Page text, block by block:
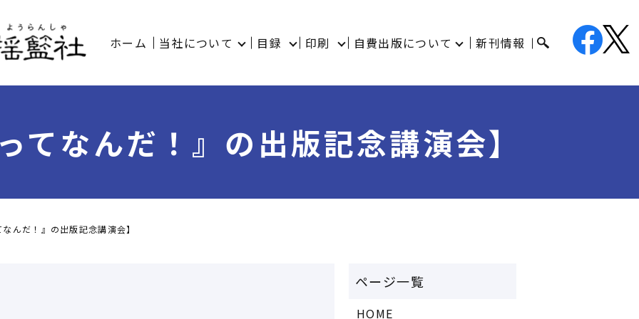
ホーム 当社について 目録 印刷 自費出版について 新刊情報
てなんだ！』の出版記念講演会】
んだ！』の出版記念講演会】
HOME